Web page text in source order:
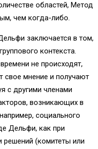
областей, Метод
чем когда-либо.
заключается в том,
контекста.
не происходят,
свое мнение и получают
с другими членами
возникающих в
социального
Дельфи, как при
решений (комитеты или